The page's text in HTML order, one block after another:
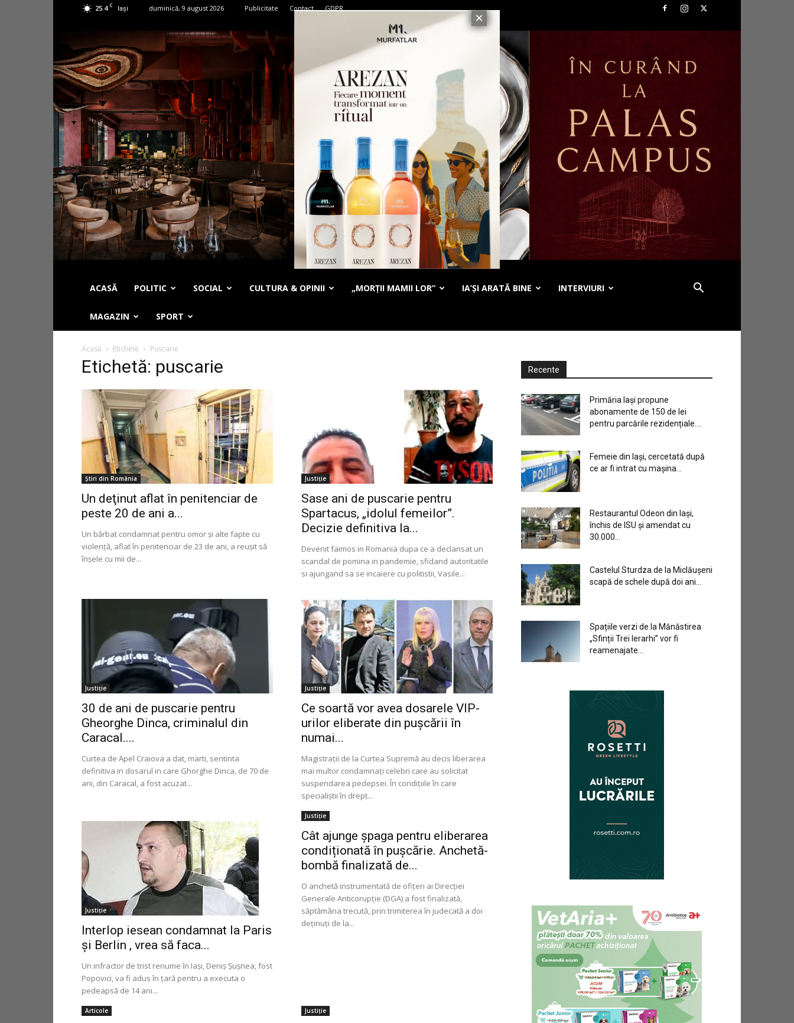
25.4 C Iași duminică, 9 august 2026 Publicitate Contact GDPR
ACASĂ POLITIC SOCIAL CULTURA & OPINII „MORȚII MAMII LOR” IA’ȘI ARATĂ BINE INTERVIURI
MAGAZIN SPORT
Acasă Etichete Puscarie
Etichetă: puscarie
Știri din România
Un deţinut aflat în penitenciar de
peste 20 de ani a...
Un bărbat condamnat pentru omor şi alte fapte cu
violenţă, aflat în penitenciar de 23 de ani, a reuşit să
înşele cu mii de...
Justiție
Sase ani de puscarie pentru
Spartacus, „idolul femeilor”.
Decizie definitiva la...
Devenit faimos in Romania dupa ce a declansat un
scandal de pomina in pandemie, sfidand autoritatile
si ajungand sa se incaiere cu politistii, Vasile...
Justiție
30 de ani de puscarie pentru
Gheorghe Dinca, criminalul din
Caracal....
Curtea de Apel Craiova a dat, marti, sentinta
definitiva in dosarul in care Ghorghe Dinca, de 70 de
ani, din Caracal, a fost acuzat...
Justiție
Ce soartă vor avea dosarele VIP-
urilor eliberate din puşcării în
numai...
Magistraţii de la Curtea Supremă au decis liberarea
mai multor condamnaţi celebri care au solicitat
suspendarea pedepsei. În condiţiile în care
specialiştii în drept...
Justiție
Interlop iesean condamnat la Paris
şi Berlin , vrea să faca...
Un infractor de trist renume în Iaşi, Deniş Şuşnea, fost
Popovici, va fi adus în ţară pentru a executa o
pedeapsă de 14 ani...
Justiție
Cât ajunge șpaga pentru eliberarea
condiționată în pușcărie. Anchetă-
bombă finalizată de...
O anchetă instrumentată de ofițeri ai Direcției
Generale Anticorupție (DGA) a fost finalizată,
săptămâna trecută, prin trimiterea în judecată a doi
deținuți de la...
Articole Justiție
Recente
Primăria Iași propune
abonamente de 150 de lei
pentru parcările rezidențiale....
Femeie din Iași, cercetată după
ce ar fi intrat cu mașina...
Restaurantul Odeon din Iași,
închis de ISU și amendat cu
30.000...
Castelul Sturdza de la Miclăușeni
scapă de schele după doi ani...
Spațiile verzi de la Mănăstirea
„Sfinții Trei Ierarhi” vor fi
reamenajate...